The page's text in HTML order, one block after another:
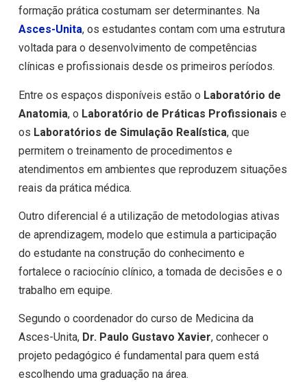
formação prática costumam ser determinantes. Na
Asces-Unita, os estudantes contam com uma estrutura
voltada para o desenvolvimento de competências
clínicas e profissionais desde os primeiros períodos.
Entre os espaços disponíveis estão o Laboratório de
Anatomia, o Laboratório de Práticas Profissionais e
os Laboratórios de Simulação Realística, que
permitem o treinamento de procedimentos e
atendimentos em ambientes que reproduzem situações
reais da prática médica.
Outro diferencial é a utilização de metodologias ativas
de aprendizagem, modelo que estimula a participação
do estudante na construção do conhecimento e
fortalece o raciocínio clínico, a tomada de decisões e o
trabalho em equipe.
Segundo o coordenador do curso de Medicina da
Asces-Unita, Dr. Paulo Gustavo Xavier, conhecer o
projeto pedagógico é fundamental para quem está
escolhendo uma graduação na área.